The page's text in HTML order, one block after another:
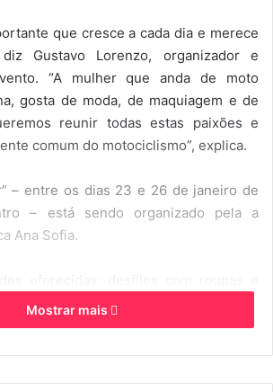
m
e
-
m
a
i
que cresce a cada dia e merece
diz Gustavo Lorenzo, organizador e
“A mulher que anda de moto
gosta de moda, de maquiagem e de
reunir todas estas paixões e
comum do motociclismo”, explica.
– entre os dias 23 e 26 de janeiro de
– está sendo organizado pela a
Ana Sofia.
a mulher que aprecia moto; muita
que se apresentarão no palco,
Mostrar mais